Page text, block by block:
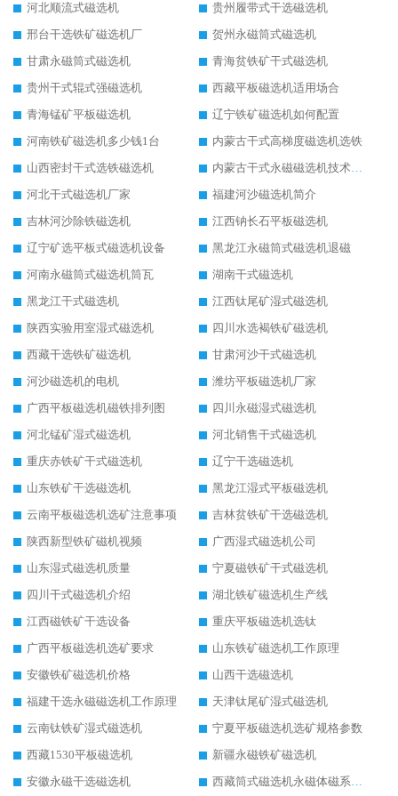
河北顺流式磁选机
贵州履带式干选磁选机
邢台干选铁矿磁选机厂
贺州永磁筒式磁选机
甘肃永磁筒式磁选机
青海贫铁矿干式磁选机
贵州干式辊式强磁选机
西藏平板磁选机适用场合
青海锰矿平板磁选机
辽宁铁矿磁选机如何配置
河南铁矿磁选机多少钱1台
内蒙古干式高梯度磁选机选铁
山西密封干式选铁磁选机
内蒙古干式永磁磁选机技术要求
河北干式磁选机厂家
福建河沙磁选机简介
吉林河沙除铁磁选机
江西钠长石平板磁选机
辽宁矿选平板式磁选机设备
黑龙江永磁筒式磁选机退磁
河南永磁筒式磁选机筒瓦
湖南干式磁选机
黑龙江干式磁选机
江西钛尾矿湿式磁选机
陕西实验用室湿式磁选机
四川水选褐铁矿磁选机
西藏干选铁矿磁选机
甘肃河沙干式磁选机
河沙磁选机的电机
潍坊平板磁选机厂家
广西平板磁选机磁铁排列图
四川永磁湿式磁选机
河北锰矿湿式磁选机
河北销售干式磁选机
重庆赤铁矿干式磁选机
辽宁干选磁选机
山东铁矿干选磁选机
黑龙江湿式平板磁选机
云南平板磁选机选矿注意事项
吉林贫铁矿干选磁选机
陕西新型铁矿磁机视频
广西湿式磁选机公司
山东湿式磁选机质量
宁夏磁铁矿干式磁选机
四川干式磁选机介绍
湖北铁矿磁选机生产线
江西磁铁矿干选设备
重庆平板磁选机选钛
广西平板磁选机选矿要求
山东铁矿磁选机工作原理
安徽铁矿磁选机价格
山西干选磁选机
福建干选永磁磁选机工作原理
天津钛尾矿湿式磁选机
云南钛铁矿湿式磁选机
宁夏平板磁选机选矿规格参数
西藏1530平板磁选机
新疆永磁铁矿磁选机
安徽永磁干选磁选机
西藏筒式磁选机永磁体磁系设计